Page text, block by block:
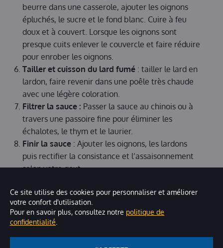
beurre dans une casserole, ajouter les oignons
épluchés, le sucre et le fond blanc. Cuire à feu
doux et à couvert. Lorsque les oignons sont
presque cuits enlever le couvercle et faire réduire
pour enrober les oignons.
Tailler et cuisson du lard fumé : tailler le lard en
lardon, faire revenir dans une poêle très chaude
avec une légère coloration.
Filtrer la sauce : Passer la sauce au chinois ou à
travers une passoire fine pour éliminer les
échalotes, le thym et le laurier.
Finir la sauce : Ajouter les oignons, les lardons
puis rectifier la consistance et l’assaisonnement
selon votre gout.
Ce site utilise des cookies pour personnaliser et améliorer
votre confort d'utilisation.
Pour en savoir plus, consultez notre politique de
confidentialité